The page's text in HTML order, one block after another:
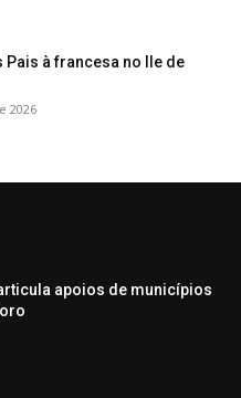
Pais à francesa no Ile de
2026
apoios de municípios